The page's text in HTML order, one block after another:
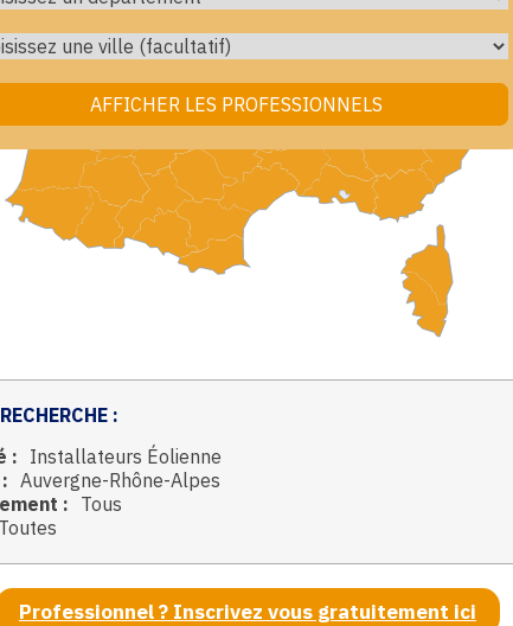
:
:
Installateurs Éolienne
Auvergne-Rhône-Alpes
: Tous
Toutes
Professionnel ? Inscrivez vous gratuitement ici